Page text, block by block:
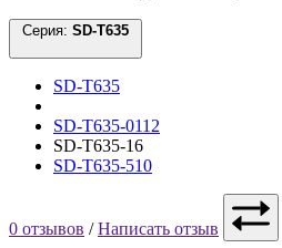
Серия:
SD-T635
SD-T635-0112
SD-T635-16
SD-T635-510
0 отзывов /Написать отзыв